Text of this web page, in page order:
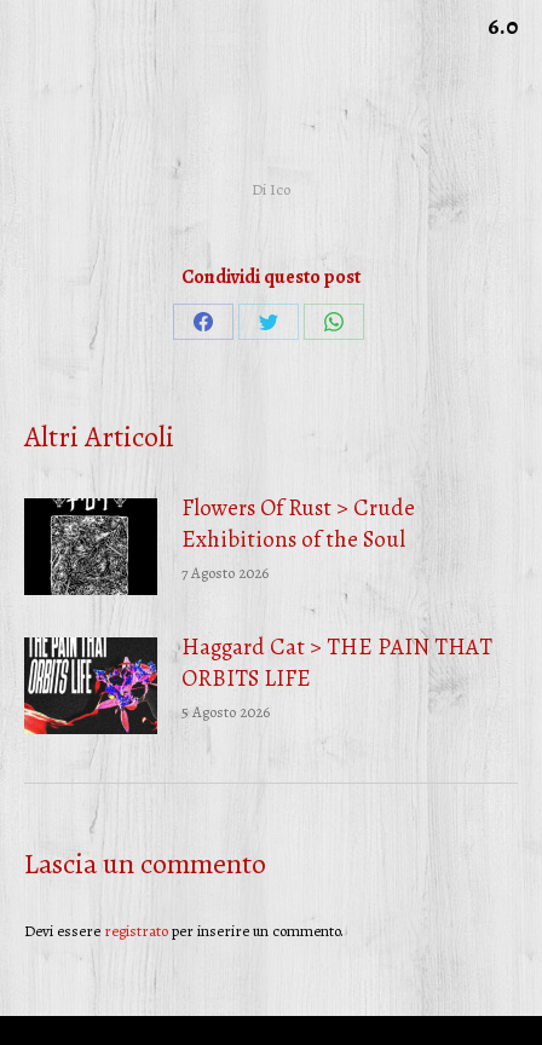
6.0
Di Ico
Condividi questo post
CondividiCondividiCondividi
Altri Articoli
Flowers Of Rust > Crude
Exhibitions of the Soul
7 Agosto 2026
Haggard Cat > THE PAIN THAT
ORBITS LIFE
5 Agosto 2026
Lascia un commento
Devi essere registratoper inserire un commento.